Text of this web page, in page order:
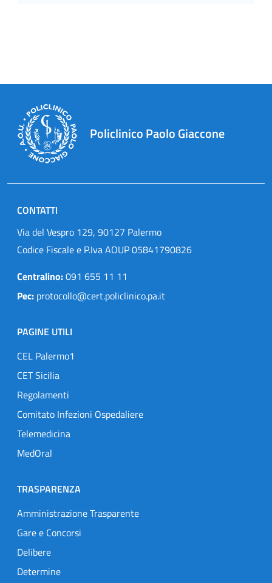
Policlinico Paolo Giaccone
CONTATTI
Via del Vespro 129, 90127 Palermo
Codice Fiscale e P.Iva AOUP 05841790826
Centralino:091 655 11 11
Pec: protocollo@cert.policlinico.pa.it
PAGINE UTILI
CEL Palermo1
CET Sicilia
Regolamenti
Comitato Infezioni Ospedaliere
Telemedicina
MedOral
TRASPARENZA
Amministrazione Trasparente
Gare e Concorsi
Delibere
Determine